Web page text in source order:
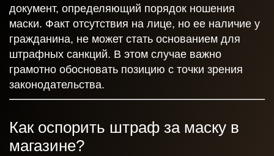
документ, определяющий порядок ношения
маски. Факт отсутствия на лице, но ее наличие у
гражданина, не может стать основанием для
штрафных санкций. В этом случае важно
грамотно обосновать позицию с точки зрения
законодательства.
Как оспорить штраф за маску в
магазине?
Отправить